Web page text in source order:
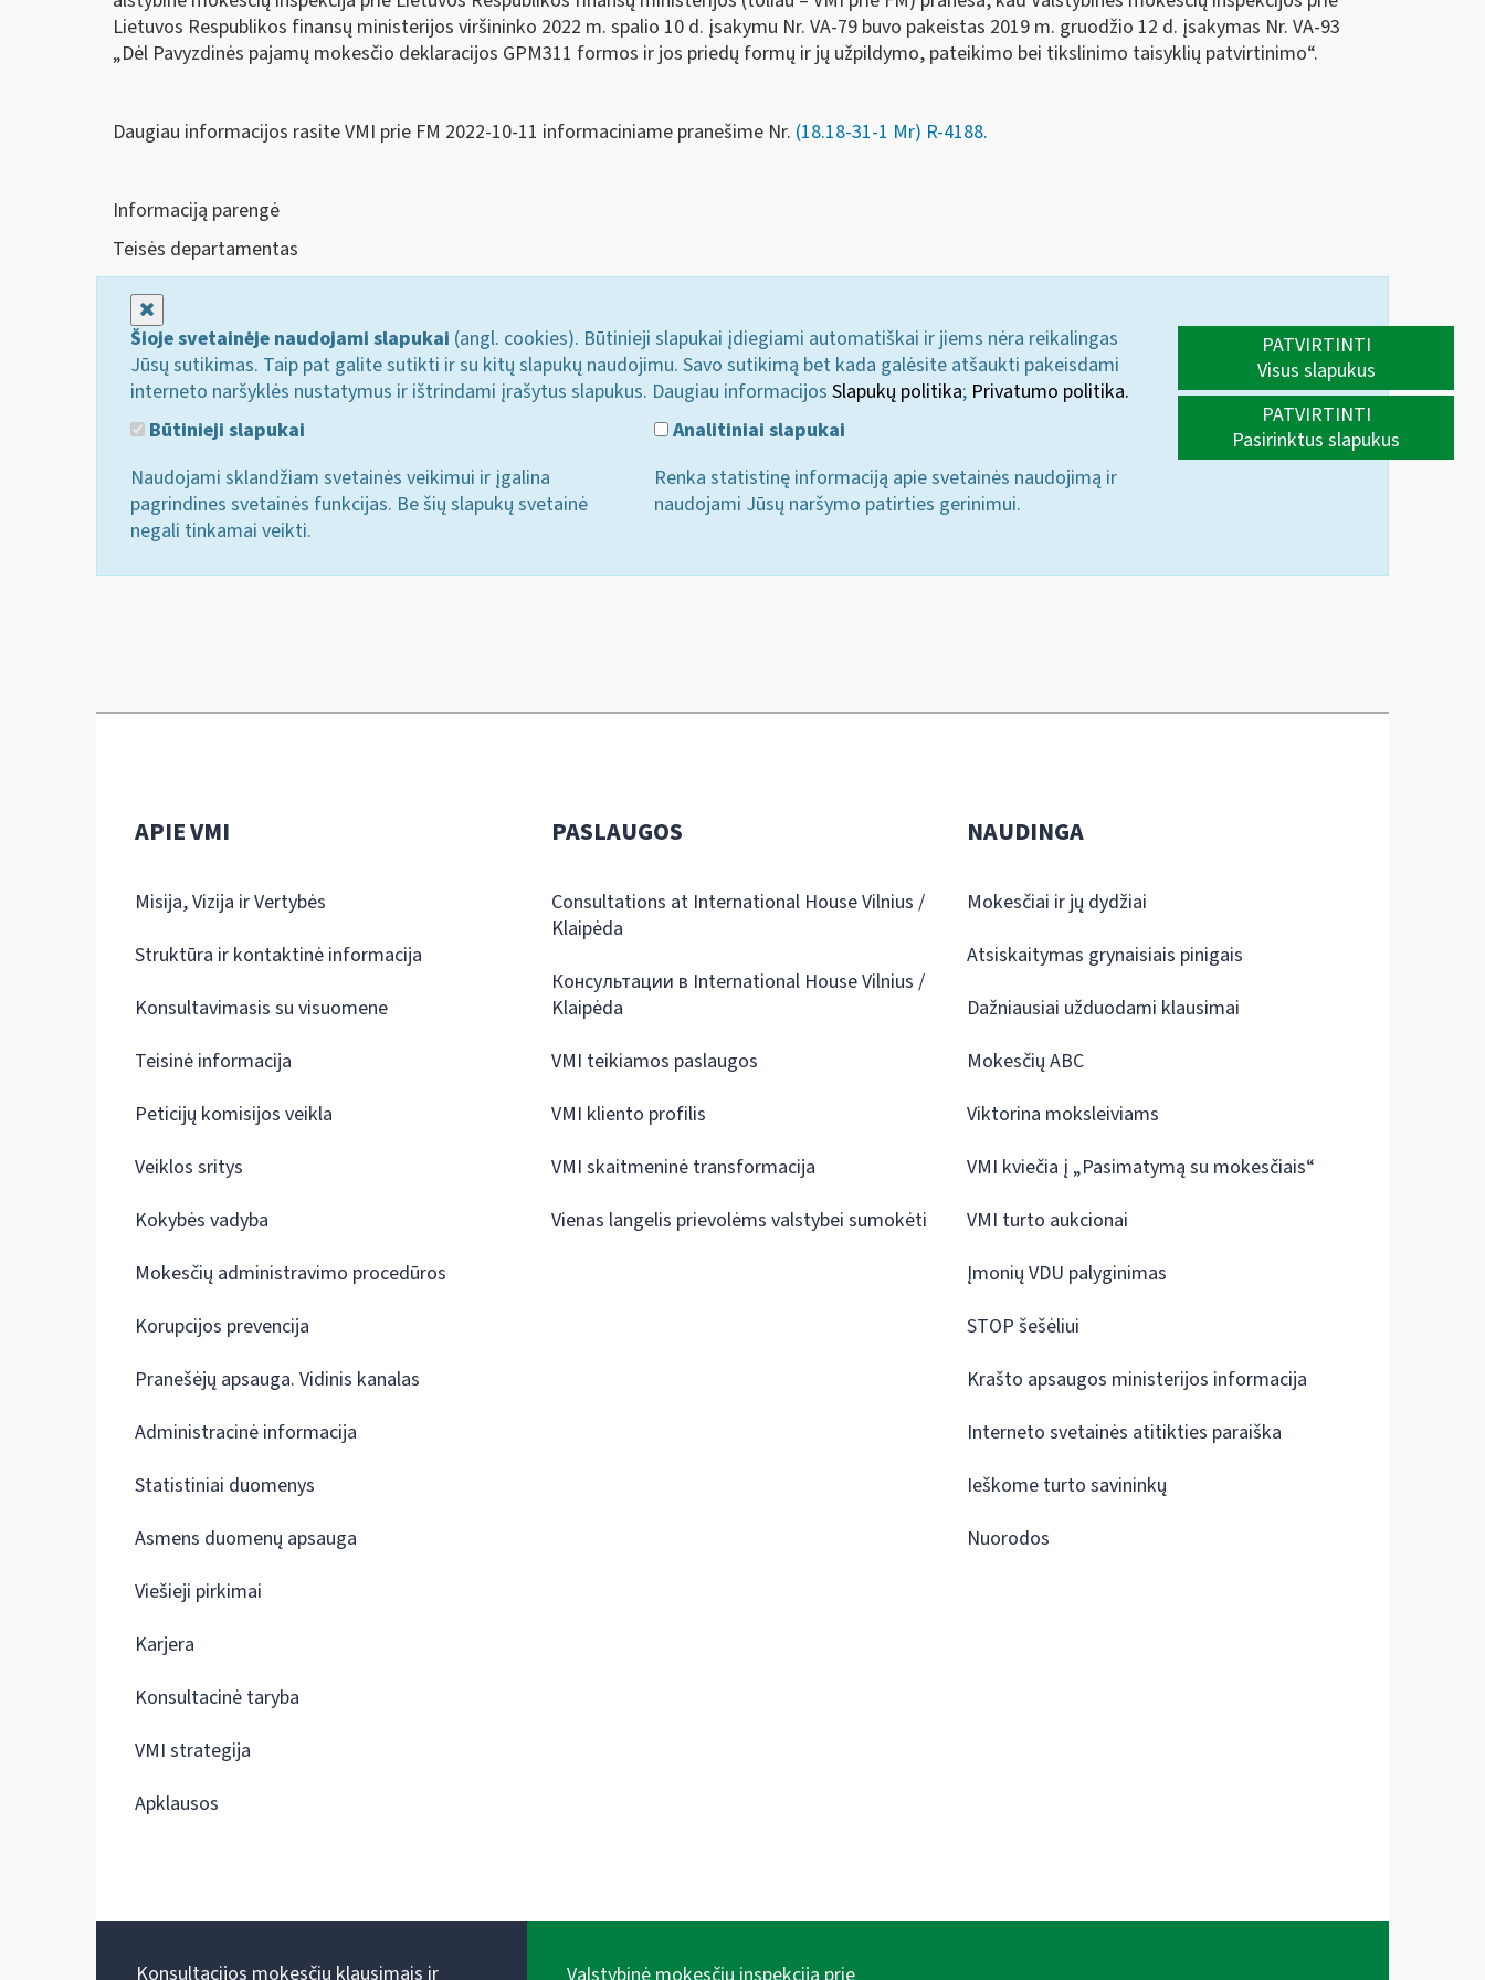
Lietuvos Respublikos finansų ministerijos viršininko 2022 m. spalio 10 d. įsakymu Nr. VA-79 buvo pakeistas 2019 m. gruodžio 12 d. įsakymas Nr. VA-93
„Dėl Pavyzdinės pajamų mokesčio deklaracijos GPM311 formos ir jos priedų formų ir jų užpildymo, pateikimo bei tikslinimo taisyklių patvirtinimo“.
Daugiau informacijos rasite VMI prie FM 2022-10-11 informaciniame pranešime Nr. (18.18-31-1 Mr) R-4188.
Informaciją parengė
Teisės departamentas
Šioje svetainėje naudojami slapukai (angl. cookies). Būtinieji slapukai įdiegiami automatiškai ir jiems nėra reikalingas
Jūsų sutikimas. Taip pat galite sutikti ir su kitų slapukų naudojimu. Savo sutikimą bet kada galėsite atšaukti pakeisdami
interneto naršyklės nustatymus ir ištrindami įrašytus slapukus. Daugiau informacijos Slapukų politika; Privatumo politika.
Būtinieji slapukai
Naudojami sklandžiam svetainės veikimui ir įgalina
pagrindines svetainės funkcijas. Be šių slapukų svetainė
negali tinkamai veikti.
Analitiniai slapukai
Renka statistinę informaciją apie svetainės naudojimą ir
naudojami Jūsų naršymo patirties gerinimui.
PATVIRTINTI
Visus slapukus
PATVIRTINTI
Pasirinktus slapukus
APIE VMI
Misija, Vizija ir Vertybės
Struktūra ir kontaktinė informacija
Konsultavimasis su visuomene
Teisinė informacija
Peticijų komisijos veikla
Veiklos sritys
Kokybės vadyba
Mokesčių administravimo procedūros
Korupcijos prevencija
Pranešėjų apsauga. Vidinis kanalas
Administracinė informacija
Statistiniai duomenys
Asmens duomenų apsauga
Viešieji pirkimai
Karjera
Konsultacinė taryba
VMI strategija
Apklausos
PASLAUGOS
Consultations at International House Vilnius /
Klaipėda
Консультации в International House Vilnius /
Klaipėda
VMI teikiamos paslaugos
VMI kliento profilis
VMI skaitmeninė transformacija
Vienas langelis prievolėms valstybei sumokėti
NAUDINGA
Mokesčiai ir jų dydžiai
Atsiskaitymas grynaisiais pinigais
Dažniausiai užduodami klausimai
Mokesčių ABC
Viktorina moksleiviams
VMI kviečia į „Pasimatymą su mokesčiais“
VMI turto aukcionai
Įmonių VDU palyginimas
STOP šešėliui
Krašto apsaugos ministerijos informacija
Interneto svetainės atitikties paraiška
Ieškome turto savininkų
Nuorodos
Konsultacijos mokesčių klausimais ir